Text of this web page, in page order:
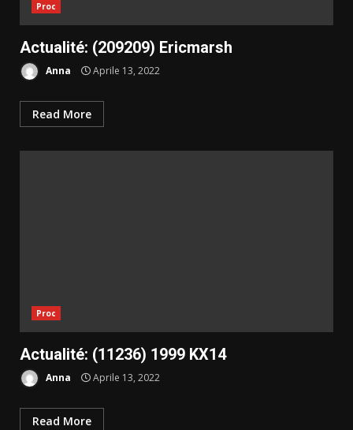
Proc
Actualité: (209209) Ericmarsh
Anna Aprile 13, 2022
Read More
Proc
Actualité: (11236) 1999 KX14
Anna Aprile 13, 2022
Read More